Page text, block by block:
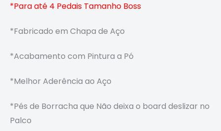
*Para até 4 Pedais Tamanho Boss
*Fabricado em Chapa de Aço
*Acabamento com Pintura a Pó
*Melhor Aderência ao Aço
*Pés de Borracha que Não deixa o board deslizar no
Palco